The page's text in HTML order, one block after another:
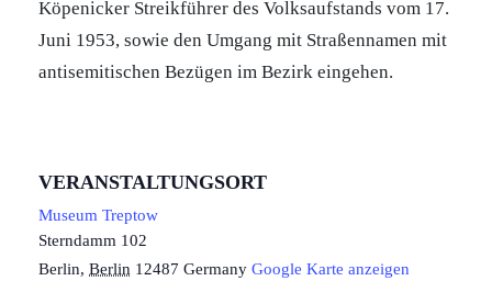
Köpenicker Streikführer des Volksaufstands vom 17.
Juni 1953, sowie den Umgang mit Straßennamen mit
antisemitischen Bezügen im Bezirk eingehen.
VERANSTALTUNGSORT
Museum Treptow
Sterndamm 102
Berlin, Berlin 12487 Germany Google Karte anzeigen